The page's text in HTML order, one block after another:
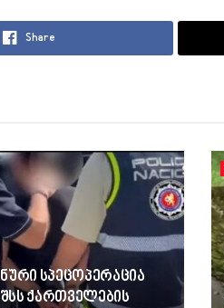
Share
სპეცოპერაცია
ქართველების